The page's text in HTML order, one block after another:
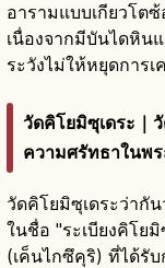
อารามแบบเกียวโต
เนื่องจากมีบันไดหิน
ระวังไม่ให้หยุดการ
วัดคิโยมิซุเดระ｜
ความศรัทธาในพ
วัดคิโยมิซุเดระว่ากั
ในชื่อ "ระเบียงคิโย
(เค็นไกซึคุริ) ที่ได้รั